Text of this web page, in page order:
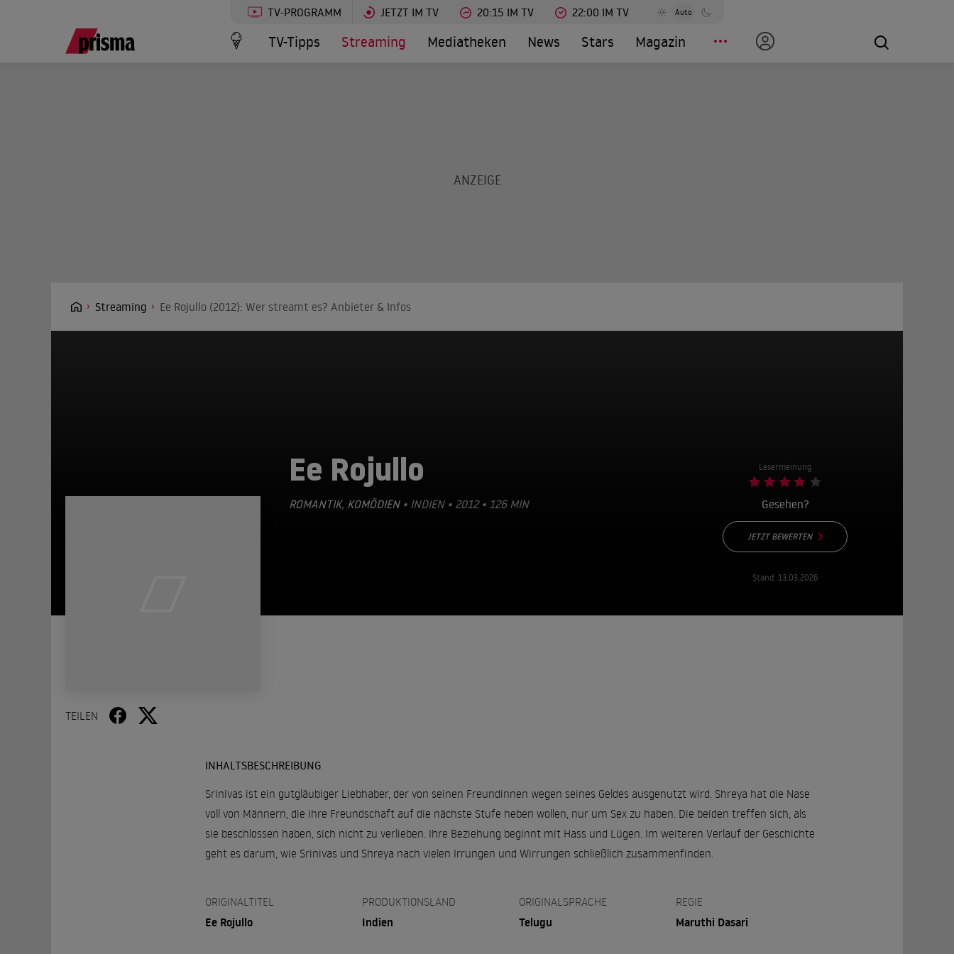
TV-PROGRAMM JETZT IM TV 20:15 IM TV 22:00 IM TV Auto
TV-Tipps Streaming Mediatheken News Stars Magazin
Streaming Ee Rojullo (2012): Wer streamt es? Anbieter & Infos
Ee Rojullo
ROMANTIK, KOMÖDIEN• INDIEN • 2012 • 126 MIN
Lesermeinung
Gesehen?
JETZT BEWERTEN
Stand: 13.03.2026
TEILEN
INHALTSBESCHREIBUNG
Srinivas ist ein gutgläubiger Liebhaber, der von seinen Freundinnen wegen seines Geldes ausgenutzt wird. Shreya hat die Nase
voll von Männern, die ihre Freundschaft auf die nächste Stufe heben wollen, nur um Sex zu haben. Die beiden treffen sich, als
sie beschlossen haben, sich nicht zu verlieben. Ihre Beziehung beginnt mit Hass und Lügen. Im weiteren Verlauf der Geschichte
geht es darum, wie Srinivas und Shreya nach vielen Irrungen und Wirrungen schließlich zusammenfinden.
ORIGINALTITEL
Ee Rojullo
PRODUKTIONSLAND
Indien
ORIGINALSPRACHE
Telugu
REGIE
Maruthi Dasari